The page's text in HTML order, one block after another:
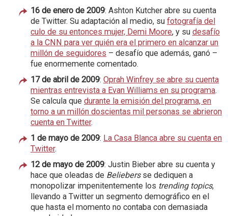
16 de enero de 2009: Ashton Kutcher abre su cuenta
de Twitter. Su adaptación al medio, su fotografía del
culo de su entonces mujer, Demi Moore, y su desafío
a la CNN para ver quién era el primero en alcanzar un
millón de seguidores – desafío que además, ganó –
fue enormemente comentado.
17 de abril de 2009: Oprah Winfrey se abre su cuenta
mientras entrevista a Evan Williams en su programa.
Se calcula que durante la emisión del programa, en
torno a un millón doscientas mil personas se abrieron
cuenta en Twitter.
1 de mayo de 2009: La Casa Blanca abre su cuenta en
Twitter.
12 de mayo de 2009: Justin Bieber abre su cuenta y
hace que oleadas de Beliebersse dediquen a
monopolizar impenitentemente los trending topics,
llevando a Twitter un segmento demográfico en el
que hasta el momento no contaba con demasiada